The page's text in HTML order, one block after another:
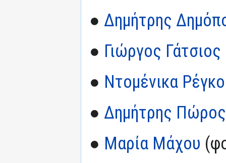
● Δημήτρης
● Γιώργος Γάτσιος
● Ντομένικα
● Δημήτρης Πώρος
● Μαρία Μάχου